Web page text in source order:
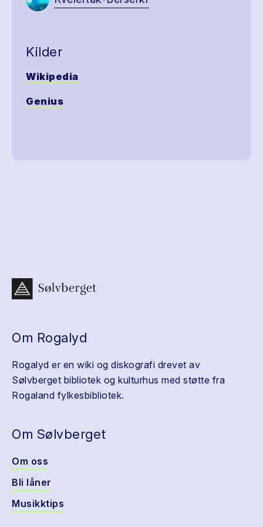
Kilder
Wikipedia
Genius
Om Rogalyd
Rogalyd er en wiki og diskografi drevet av
Sølvberget bibliotek og kulturhus med støtte fra
Rogaland fylkesbibliotek.
Om Sølvberget
Om oss
Bli låner
Musikktips